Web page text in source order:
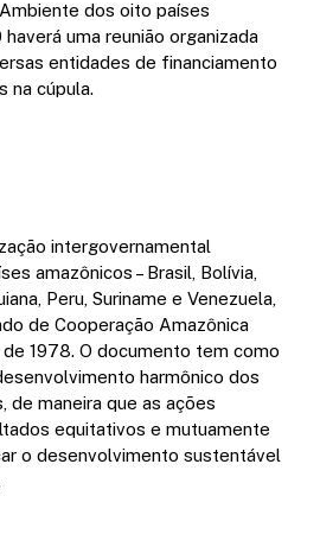
dos oito países
uma reunião organizada
entidades de financiamento
na cúpula.
intergovernamental
amazônicos – Brasil, Bolívia,
Peru, Suriname e Venezuela,
de Cooperação Amazônica
1978. O documento tem como
harmônico dos
de maneira que as ações
equitativos e mutuamente
o desenvolvimento sustentável